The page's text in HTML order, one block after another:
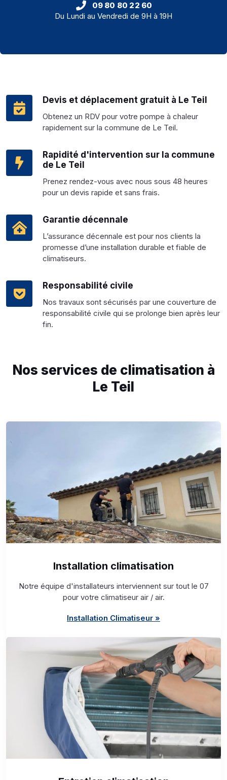
Devis et déplacement gratuit à Le Teil
Obtenez un RDV pour votre pompe à chaleur
rapidement sur la commune de Le Teil.
Rapidité d'intervention sur la commune
de Le Teil
Prenez rendez-vous avec nous sous 48 heures
pour un devis rapide et sans frais.
Garantie décennale
L’assurance décennale est pour nos clients la
promesse d’une installation durable et fiable de
climatiseurs.
Responsabilité civile
Nos travaux sont sécurisés par une couverture de
responsabilité civile qui se prolonge bien après leur
fin.
09 80 80 22 60
Du Lundi au Vendredi de 9H à 19H
Nos services de climatisation à
Le Teil
Installation climatisation
Notre équipe d'installateurs interviennent sur tout le 07
pour votre climatiseur air / air.
Installation Climatiseur »